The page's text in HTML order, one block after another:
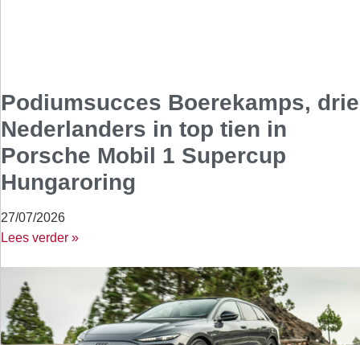
Podiumsucces Boerekamps, drie
Nederlanders in top tien in
Porsche Mobil 1 Supercup
Hungaroring
27/07/2026
Lees verder »